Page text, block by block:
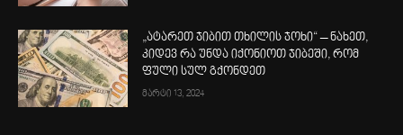
„ატარეთ ჯიბით თხილის ჯოხი“ – ნახეთ,
კიდევ რა უნდა იქონიოთ ჯიბეში, რომ
ფული სულ გქონდეთ
მარტი 13, 2024